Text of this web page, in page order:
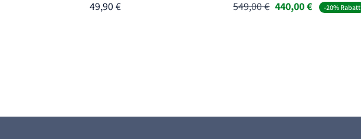
49,90 € 549,00€ Ursprünglicher
Preis
440,00€Aktueller
Preis
-20% Rabatt